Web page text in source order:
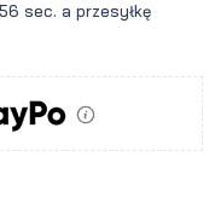
56 sec. a przesyłkę